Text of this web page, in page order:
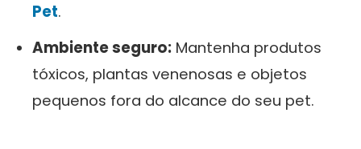
Pet.
Ambiente seguro: Mantenha produtos
tóxicos, plantas venenosas e objetos
pequenos fora do alcance do seu pet.